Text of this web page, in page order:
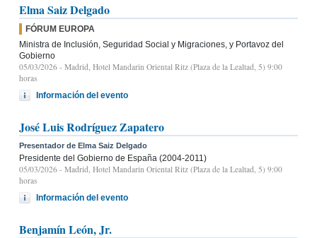
Elma Saiz Delgado
FÓRUM EUROPA
Ministra de Inclusión, Seguridad Social y Migraciones, y Portavoz del
Gobierno
05/03/2026 - Madrid, Hotel Mandarin Oriental Ritz (Plaza de la Lealtad, 5) 9:00
horas
Información del evento
José Luis Rodríguez Zapatero
Presentador de Elma Saiz Delgado
Presidente del Gobierno de España (2004-2011)
05/03/2026 - Madrid, Hotel Mandarin Oriental Ritz (Plaza de la Lealtad, 5) 9:00
horas
Información del evento
Benjamín León, Jr.